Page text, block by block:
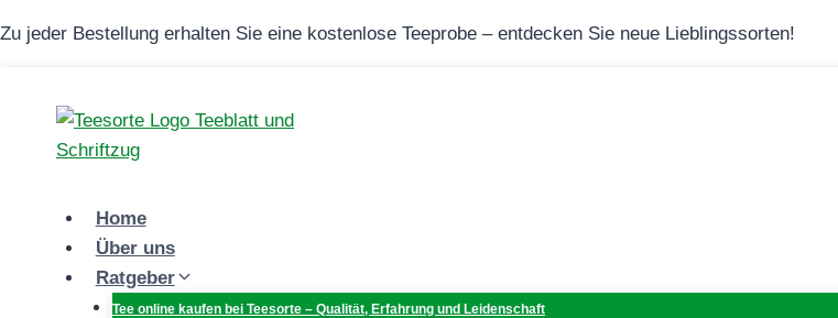
Inhalt
Zu jeder Bestellung erhalten Sie eine kostenlose Teeprobe – entdecken Sie neue Lieblingssorten!
Home
Über uns
Ratgeber
Tee online kaufen bei Teesorte – Qualität, Erfahrung und Leidenschaft